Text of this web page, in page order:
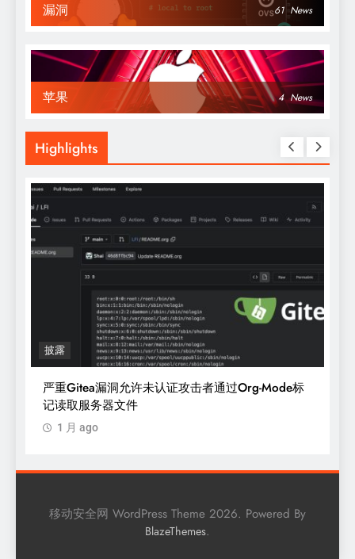
漏洞 61 News
苹果 4 News
Highlights
通过Org-Mode标
漏洞
新OVSwrap Linux内核漏洞允许本地用
移动安全网 WordPress Theme 2026. Powered By
BlazeThemes.